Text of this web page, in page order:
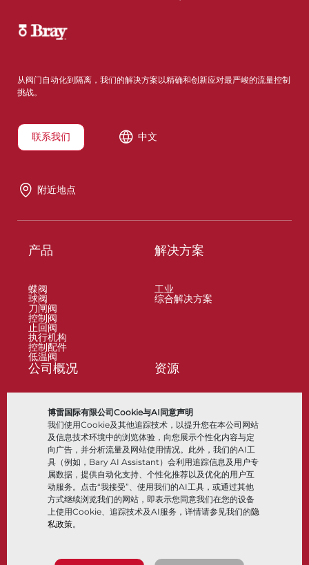
博雷国际有限公司Cookie与AI同意声明
我们使用Cookie及其他追踪技术，以提升您在本公司网站
及信息技术环境中的浏览体验，向您展示个性化内容与定
向广告，并分析流量及网站使用情况。此外，我们的AI工
具（例如，Bary AI Assistant）会利用追踪信息及用户专
属数据，提供自动化支持、个性化推荐以及优化的用户互
动服务。点击“我接受”、使用我们的AI工具，或通过其他
方式继续浏览我们的网站，即表示您同意我们在您的设备
上使用Cookie、追踪技术及AI服务，详情请参见我们的隐
私政策。
从阀门自动化到隔离，我们的解决方案以精确和创新应对最严峻的流量控制
挑战。
联系我们 中文
附近地点
产品
蝶阀
球阀
刀闸阀
控制阀
止回阀
执行机构
控制配件
低温阀
解决方案
工业
综合解决方案
公司概况
合作伙伴
可持续性
客户门户
资源
文档
知识中心
软件
材料选择
关注我们 LinkedIn YouTube